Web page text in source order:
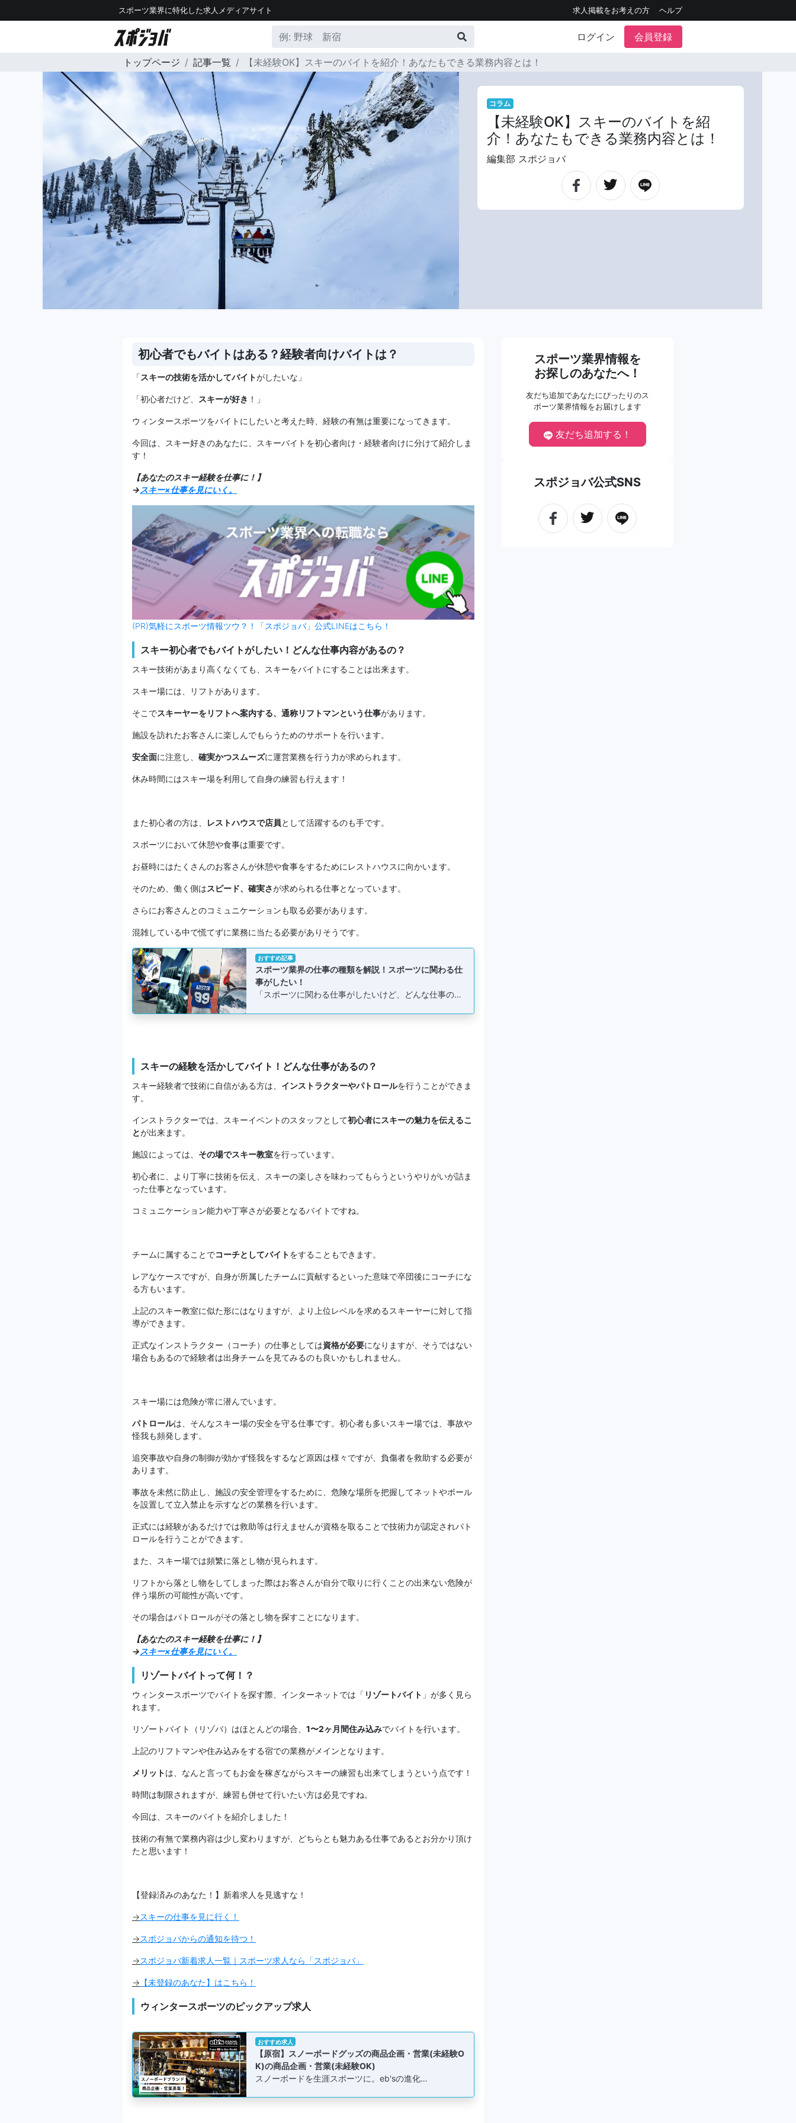
スポーツ業界に特化した求人メディアサイト 求人掲載をお考えの方 ヘルプ
ログイン 会員登録
トップページ 記事一覧 【未経験OK】スキーのバイトを紹介！あなたもできる業務内容とは！
コラム
【未経験OK】スキーのバイトを紹
介！あなたもできる業務内容とは！
編集部 スポジョバ
初心者でもバイトはある？経験者向けバイトは？
「スキーの技術を活かしてバイトがしたいな」
「初心者だけど、 スキーが好き ！」
ウィンタースポーツをバイトにしたいと考えた時、経験の有無は重要になってきます。
今回は、スキー好きのあなたに、スキーバイトを初心者向け・経験者向けに分けて紹介しま
す！
【あなたのスキー経験を仕事に！】
→スキー×仕事を見にいく。
(PR)気軽にスポーツ情報ツウ？！「スポジョバ」公式LINEはこちら！
スキー初心者でもバイトがしたい！どんな仕事内容があるの？
スキー技術があまり高くなくても、スキーをバイトにすることは出来ます。
スキー場には、リフトがあります。
そこでスキーヤーをリフトへ案内する、通称リフトマンという仕事があります。
施設を訪れたお客さんに楽しんでもらうためのサポートを行います。
安全面に注意し、 確実かつスムーズに運営業務を行う力が求められます。
休み時間にはスキー場を利用して自身の練習も行えます！
また初心者の方は、 レストハウスで店員として活躍するのも手です。
スポーツにおいて休憩や食事は重要です。
お昼時にはたくさんのお客さんが休憩や食事をするためにレストハウスに向かいます。
そのため、働く側はスピード、確実さが求められる仕事となっています。
さらにお客さんとのコミュニケーションも取る必要があります。
混雑している中で慌てずに業務に当たる必要がありそうです。
おすすめ記事
スポーツ業界の仕事の種類を解説！スポーツに関わる仕
事がしたい！
「スポーツに関わる仕事がしたいけど、どんな仕事の…
スキーの経験を活かしてバイト！どんな仕事があるの？
スキー経験者で技術に自信がある方は、 インストラクターやパトロールを行うことができま
す。
インストラクターでは、スキーイベントのスタッフとして初心者にスキーの魅力を伝えるこ
とが出来ます。
施設によっては、 その場でスキー教室を行っています。
初心者に、より丁寧に技術を伝え、スキーの楽しさを味わってもらうというやりがいが詰ま
った仕事となっています。
コミュニケーション能力や丁寧さが必要となるバイトですね。
チームに属することでコーチとしてバイトをすることもできます。
レアなケースですが、自身が所属したチームに貢献するといった意味で卒団後にコーチにな
る方もいます。
上記のスキー教室に似た形にはなりますが、より上位レベルを求めるスキーヤーに対して指
導ができます。
正式なインストラクター（コーチ）の仕事としては資格が必要になりますが、そうではない
場合もあるので経験者は出身チームを見てみるのも良いかもしれません。
スキー場には危険が常に潜んでいます。
パトロールは、そんなスキー場の安全を守る仕事です。初心者も多いスキー場では、事故や
怪我も頻発します。
追突事故や自身の制御が効かず怪我をするなど原因は様々ですが、負傷者を救助する必要が
あります。
事故を未然に防止し、施設の安全管理をするために、危険な場所を把握してネットやポール
を設置して立入禁止を示すなどの業務を行います。
正式には経験があるだけでは救助等は行えませんが資格を取ることで技術力が認定されパト
ロールを行うことができます。
また、スキー場では頻繁に落とし物が見られます。
リフトから落とし物をしてしまった際はお客さんが自分で取りに行くことの出来ない危険が
伴う場所の可能性が高いです。
その場合はパトロールがその落とし物を探すことになります。
【あなたのスキー経験を仕事に！】
→スキー×仕事を見にいく。
リゾートバイトって何！？
ウィンタースポーツでバイトを探す際、インターネットでは「 リゾートバイト 」が多く見ら
れます。
リゾートバイト（リゾバ）はほとんどの場合、 1〜2ヶ月間住み込みでバイトを行います。
上記のリフトマンや住み込みをする宿での業務がメインとなります。
メリットは、なんと言ってもお金を稼ぎながらスキーの練習も出来てしまうという点です！
時間は制限されますが、練習も併せて行いたい方は必見ですね。
今回は、スキーのバイトを紹介しました！
技術の有無で業務内容は少し変わりますが、どちらとも魅力ある仕事であるとお分かり頂け
たと思います！
【登録済みのあなた！】新着求人を見逃すな！
→スキーの仕事を見に行く！
→スポジョバからの通知を待つ！
→スポジョバ新着求人一覧｜スポーツ求人なら「スポジョバ」
→ 【未登録のあなた】はこちら！
ウィンタースポーツのピックアップ求人
おすすめ求人
【原宿】スノーボードグッズの商品企画・営業(未経験O
K)の商品企画・営業(未経験OK)
スノーボードを生涯スポーツに。eb'sの進化…
スポーツ業界情報を
お探しのあなたへ！
友だち追加であなたにぴったりのス
ポーツ業界情報をお届けします
友だち追加する！
スポジョバ公式SNS